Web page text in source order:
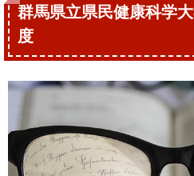
群馬県立県民健康科学
度